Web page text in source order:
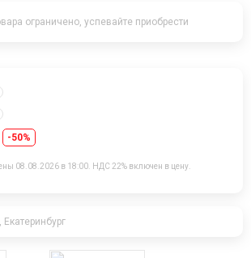
ограничено, успевайте приобрести
-50%
08.08.2026 в 18:00. НДС 22% включен в цену.